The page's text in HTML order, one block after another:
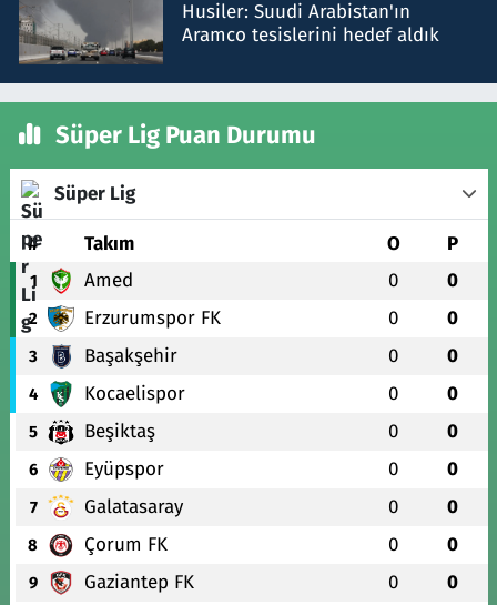
Husiler: Suudi Arabistan'ın
Aramco tesislerini hedef aldık
Süper Lig Puan Durumu
Süper Lig
# Takım O P
1 Amed 0 0
2 Erzurumspor FK 0 0
3 Başakşehir 0 0
4 Kocaelispor 0 0
5 Beşiktaş 0 0
6 Eyüpspor 0 0
7 Galatasaray 0 0
8 Çorum FK 0 0
9 Gaziantep FK 0 0